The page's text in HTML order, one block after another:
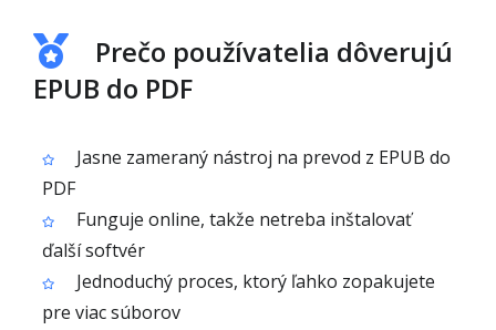
Prečo používatelia dôverujú
EPUB do PDF
Jasne zameraný nástroj na prevod z EPUB do
PDF
Funguje online, takže netreba inštalovať
ďalší softvér
Jednoduchý proces, ktorý ľahko zopakujete
pre viac súborov